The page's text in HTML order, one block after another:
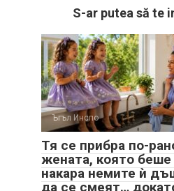
S-ar putea să te
Ъгъл Инспо
Тя се прибра по-
жената, която беше
накара немите ѝ
да се смеят…